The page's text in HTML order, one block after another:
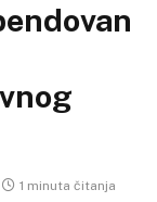
1 minuta čitanja